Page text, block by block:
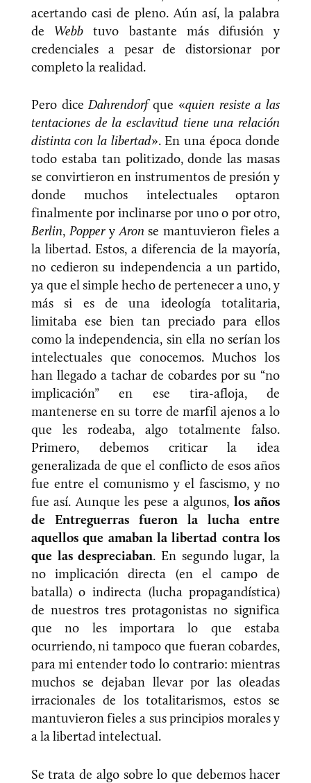
acertando casi de pleno. Aún así, la palabra
de Webbtuvo bastante más difusión y
credenciales a pesar de distorsionar por
completo la realidad.
Pero diceDahrendorfque «quien resiste a las
tentaciones de la esclavitud tiene una relación
distinta con la libertad». En una época donde
todo estaba tan politizado, donde las masas
se convirtieron en instrumentos de presión y
donde muchos intelectuales optaron
finalmente por inclinarse por uno o por otro,
Berlin, PopperyAronse mantuvieron fieles a
la libertad. Estos, a diferencia de la mayoría,
no cedieron su independencia a un partido,
ya que el simple hecho de pertenecer a uno, y
más si es de una ideología totalitaria,
limitaba ese bien tan preciado para ellos
como la independencia, sin ella no serían los
intelectuales que conocemos. Muchos los
han llegado a tachar de cobardes por su “no
implicación” en ese tira-afloja, de
mantenerse en su torre de marfil ajenos a lo
que les rodeaba, algo totalmente falso.
Primero, debemos criticar la idea
generalizada de que el conflicto de esos años
fue entre el comunismo y el fascismo, y no
fue así. Aunque les pese a algunos, los años
de Entreguerras fueron la lucha entre
aquellos que amaban la libertad contra los
que las despreciaban. En segundo lugar, la
no implicación directa (en el campo de
batalla) o indirecta (lucha propagandística)
de nuestros tres protagonistas no significa
que no les importara lo que estaba
ocurriendo, ni tampoco que fueran cobardes,
para mi entender todo lo contrario: mientras
muchos se dejaban llevar por las oleadas
irracionales de los totalitarismos, estos se
mantuvieron fieles a sus principios morales y
a la libertad intelectual.
Se trata de algo sobre lo que debemos hacer